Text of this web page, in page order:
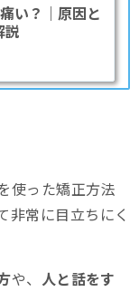
い？｜原因と
説
使った矯正方法
非常に目立ちにく
や、 人と話をす